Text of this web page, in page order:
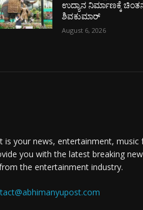
ಉದ್ಯಾನ ನಿರ್ಮಾಣಕ್ಕೆ
ಶಿವಕುಮಾರ್
August 6, 2026
is your news, entertainment, music
you with the latest breaking
the entertainment industry.